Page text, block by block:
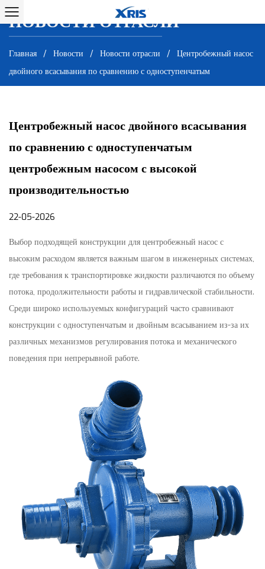
НОВОСТИ ОТРАСЛИ
Главная / Новости / Новости отрасли / Центробежный насос
двойного всасывания по сравнению с одноступенчатым
центробежным насосом с высокой производительностью
Центробежный насос двойного всасывания
по сравнению с одноступенчатым
центробежным насосом с высокой
производительностью
22-05-2026
Выбор подходящей конструкции для центробежный насос с
высоким расходом является важным шагом в инженерных системах,
где требования к транспортировке жидкости различаются по объему
потока, продолжительности работы и гидравлической стабильности.
Среди широко используемых конфигураций часто сравнивают
конструкции с одноступенчатым и двойным всасыванием из-за их
различных механизмов регулирования потока и механического
поведения при непрерывной работе.